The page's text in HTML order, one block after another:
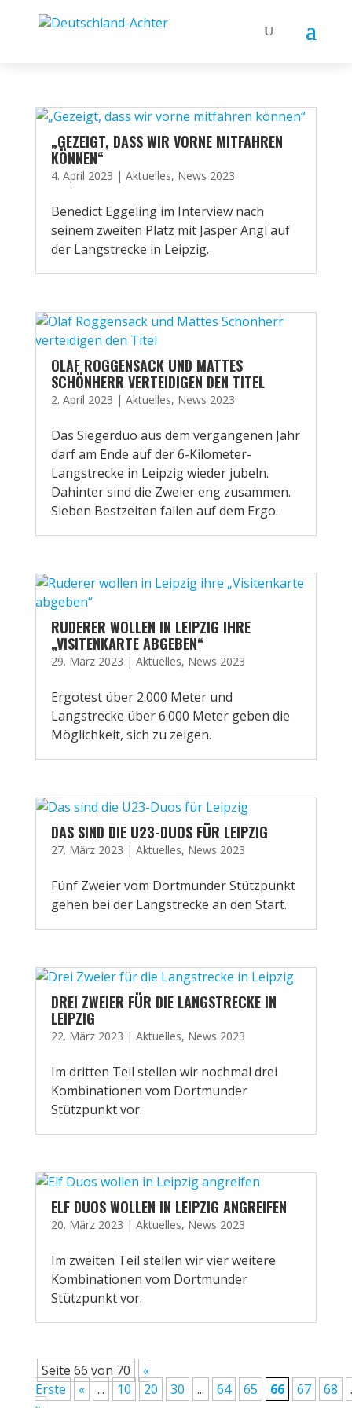
„GEZEIGT, DASS WIR VORNE MITFAHREN
KÖNNEN“
4. April 2023 | Aktuelles, News 2023
Benedict Eggeling im Interview nach
seinem zweiten Platz mit Jasper Angl auf
der Langstrecke in Leipzig.
OLAF ROGGENSACK UND MATTES
SCHÖNHERR VERTEIDIGEN DEN TITEL
2. April 2023 | Aktuelles, News 2023
Das Siegerduo aus dem vergangenen Jahr
darf am Ende auf der 6-Kilometer-
Langstrecke in Leipzig wieder jubeln.
Dahinter sind die Zweier eng zusammen.
Sieben Bestzeiten fallen auf dem Ergo.
RUDERER WOLLEN IN LEIPZIG IHRE
„VISITENKARTE ABGEBEN“
29. März 2023 | Aktuelles, News 2023
Ergotest über 2.000 Meter und
Langstrecke über 6.000 Meter geben die
Möglichkeit, sich zu zeigen.
DAS SIND DIE U23-DUOS FÜR LEIPZIG
27. März 2023 | Aktuelles, News 2023
Fünf Zweier vom Dortmunder Stützpunkt
gehen bei der Langstrecke an den Start.
DREI ZWEIER FÜR DIE LANGSTRECKE IN
LEIPZIG
22. März 2023 | Aktuelles, News 2023
Im dritten Teil stellen wir nochmal drei
Kombinationen vom Dortmunder
Stützpunkt vor.
ELF DUOS WOLLEN IN LEIPZIG ANGREIFEN
20. März 2023 | Aktuelles, News 2023
Im zweiten Teil stellen wir vier weitere
Kombinationen vom Dortmunder
Stützpunkt vor.
Seite 66 von 70
«
Erste
« ... 10 20 30 ... 64 65 66 67 68